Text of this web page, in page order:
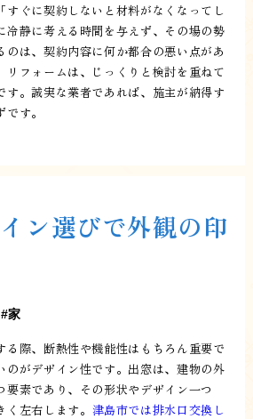
すぐに契約しないと材料がなくなってし
冷静に考える時間を与えず、その場の勢
のは、契約内容に何か都合の悪い点があ
リフォームは、じっくりと検討を重ねて
す。誠実な業者であれば、施主が納得す
す。
ン選びで外観の印
家
る際、断熱性や機能性はもちろん重要で
のがデザイン性です。出窓は、建物の外
要素であり、その形状やデザイン一つ
左右します。 津島市では排水口交換し